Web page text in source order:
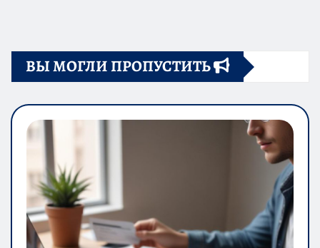
ВЫ МОГЛИ ПРОПУСТИТЬ